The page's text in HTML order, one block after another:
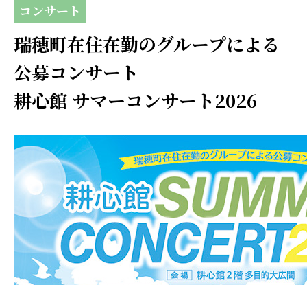
コンサート
瑞穂町在住在勤のグループによる
公募コンサート
耕心館 サマーコンサート2026